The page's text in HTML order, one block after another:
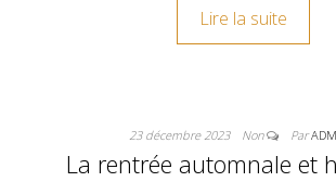
Lire la suite
23 décembre 2023 Non Par
La rentrée automnale et